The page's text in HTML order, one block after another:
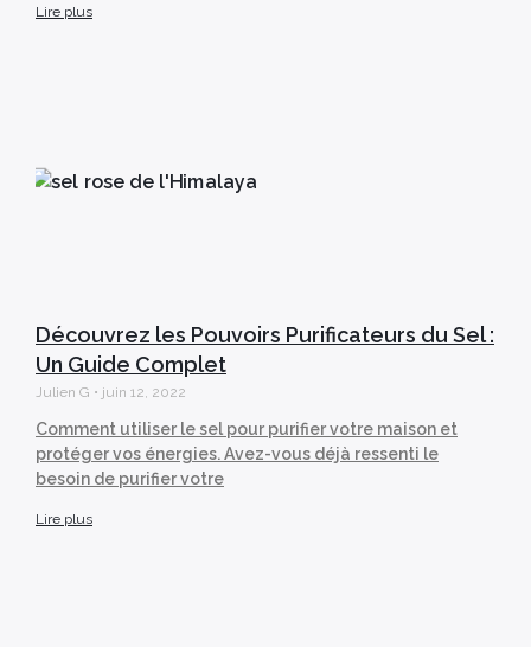
Lire plus
Découvrez les Pouvoirs Purificateurs du Sel :
Un Guide Complet
Julien G juin 12, 2022
Comment utiliser le sel pour purifier votre maison et
protéger vos énergies. Avez-vous déjà ressenti le
besoin de purifier votre
Lire plus